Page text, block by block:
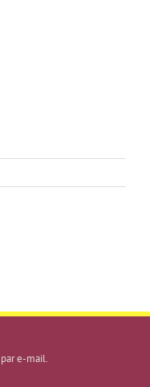
e-mail.